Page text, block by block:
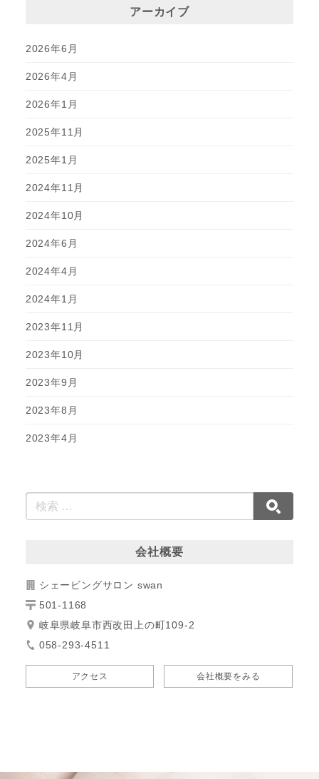
アーカイブ
2026年6月
2026年4月
2026年1月
2025年11月
2025年1月
2024年11月
2024年10月
2024年6月
2024年4月
2024年1月
2023年11月
2023年10月
2023年9月
2023年8月
2023年4月
会社概要
シェービングサロン swan
501-1168
岐阜県岐阜市西改田上の町109-2
058-293-4511
アクセス 会社概要をみる